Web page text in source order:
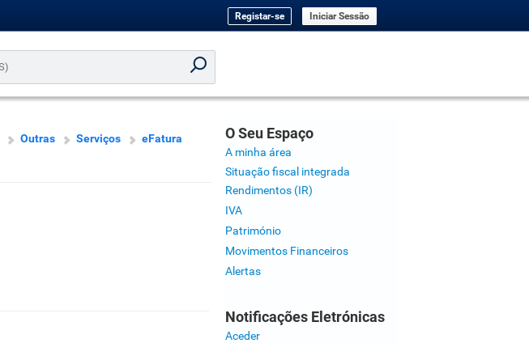
Registar-se Iniciar Sessão
Outras Serviços
eFatura
O Seu Espaço
A minha área
Situação fiscal integrada
Rendimentos (IR)
IVA
Património
Movimentos Financeiros
Alertas
Notificações Eletrónicas
Aceder